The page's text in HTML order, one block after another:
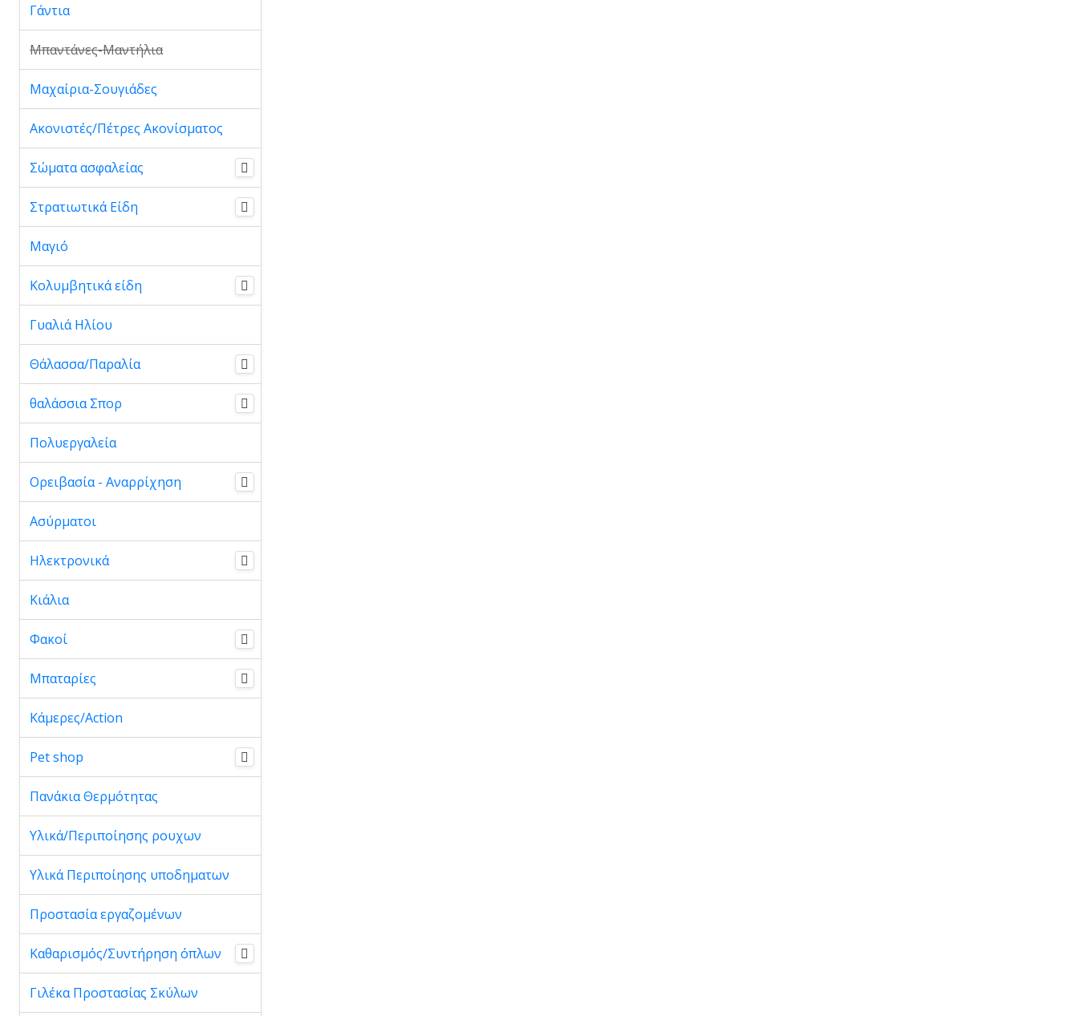
Γάντια
Μπαντάνες-Μαντήλια
Μαχαίρια-Σουγιάδες
Ακονιστές/Πέτρες Ακονίσματος
Σώματα ασφαλείας
Στρατιωτικά Είδη
Μαγιό
Κολυμβητικά είδη
Γυαλιά Ηλίου
Θάλασσα/Παραλία
θαλάσσια Σπορ
Πολυεργαλεία
Ορειβασία - Αναρρίχηση
Ασύρματοι
Ηλεκτρονικά
Κιάλια
Φακοί
Μπαταρίες
Κάμερες/Action
Pet shop
Πανάκια Θερμότητας
Υλικά/Περιποίησης ρουχων
Υλικά Περιποίησης υποδηματων
Προστασία εργαζομένων
Καθαρισμός/Συντήρηση όπλων
Γιλέκα Προστασίας Σκύλων